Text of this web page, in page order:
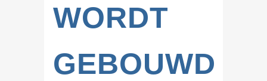
WORDT
GEBOUWD